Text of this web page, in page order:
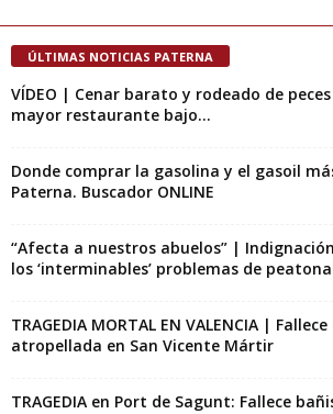
ÚLTIMAS NOTICIAS PATERNA
VÍDEO | Cenar barato y rodeado de
mayor restaurante bajo...
Donde comprar la gasolina y el gasoil
Paterna. Buscador ONLINE
“Afecta a nuestros abuelos” |
los ‘interminables’ problemas de
TRAGEDIA MORTAL EN VALENCIA |
atropellada en San Vicente Mártir
TRAGEDIA en Port de Sagunt: Fallece